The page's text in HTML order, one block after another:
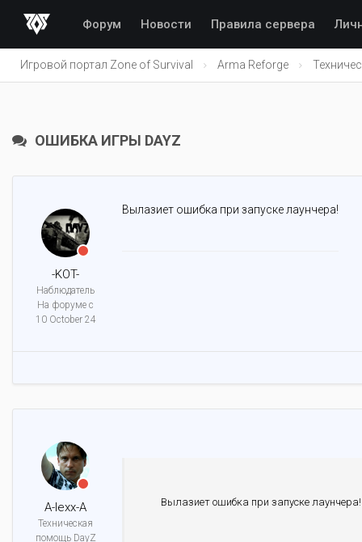
Форум Новости Правила сервера
Игровой портал Zone of Survival Arma Reforge
ОШИБКА ИГРЫ DAYZ
-KOT-
Наблюдатель
На форуме с
10 October 24
Вылазиет ошибка при запуске лаунчера!
A-lexx-A
Техническая
помощь DayZ
Вылазиет ошибка при запуске лаунчера!